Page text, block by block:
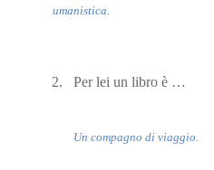
umanistica.
2. Per lei un libro è …
Un compagno di viaggio.